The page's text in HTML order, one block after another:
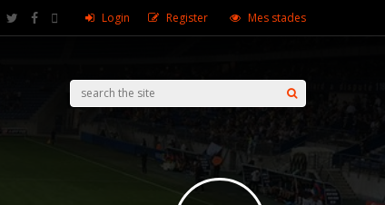
Login Register Mes stades